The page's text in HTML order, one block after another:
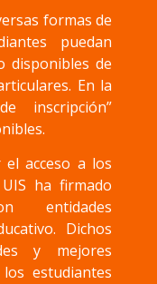
formas de
puedan
disponibles de
En la
inscripción”
el acceso a los
ha firmado
entidades
Dichos
y mejores
estudiantes